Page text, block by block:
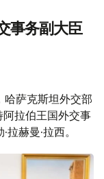
事务副大臣
哈萨克斯坦外交部
拉伯王国外交事
赫曼·拉西。